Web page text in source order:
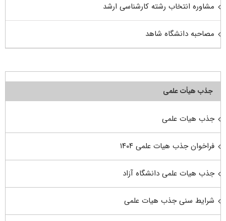
مشاوره انتخاب رشته کارشناسی ارشد
مصاحبه دانشگاه شاهد
جذب هیأت علمی
جذب هیات علمی
فراخوان جذب هیات علمی ۱۴۰۴
جذب هیات علمی دانشگاه آزاد
شرایط سنی جذب هیات علمی